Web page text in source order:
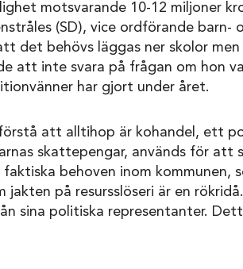
motsvarande 10-12 miljoner
(SD), vice ordförande barn-
det behövs läggas ner skolor
att inte svara på frågan om hon
har gjort under året.
att alltihop är kohandel, ett
skattepengar, används för att
behoven inom kommunen,
jakten på resursslöseri är en
sina politiska representanter.